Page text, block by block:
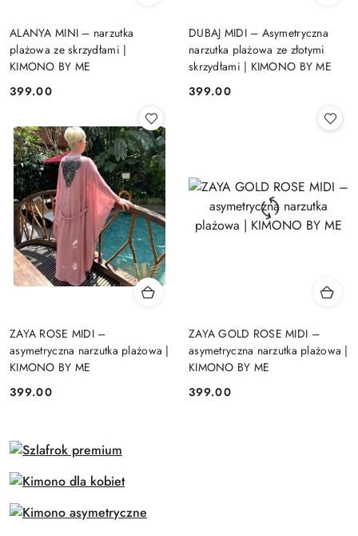
ALANYA MINI – narzutka
plażowa ze skrzydłami |
KIMONO BY ME
Cena:
399.00
DUBAJ MIDI – Asymetryczna
narzutka plażowa ze złotymi
skrzydłami | KIMONO BY ME
Cena:
399.00
ZAYA ROSE MIDI –
asymetryczna narzutka plażowa |
KIMONO BY ME
Cena:
399.00
ZAYA GOLD ROSE MIDI –
asymetryczna narzutka plażowa |
KIMONO BY ME
Cena:
399.00